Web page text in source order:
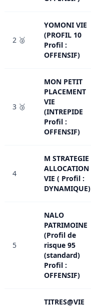
2 🥈
YOMONI VIE
(PROFIL 10
Profil :
OFFENSIF)
3 🥉
MON PETIT
PLACEMENT
VIE
(INTREPIDE
Profil :
OFFENSIF)
4
M STRATEGIE
ALLOCATION
VIE ( Profil :
DYNAMIQUE)
5
NALO
PATRIMOINE
(Profil de
risque 95
(standard)
Profil :
OFFENSIF)
TITRES@VIE